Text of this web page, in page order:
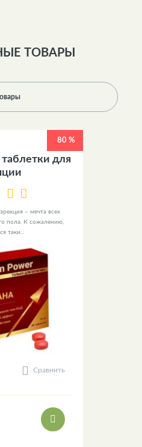
ТОВАРЫ
80 %
для
– мечта всех
пола. К сожалению,
таки...
Сравнить